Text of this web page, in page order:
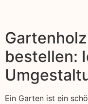
bestellen:
Ein Garten ist ein